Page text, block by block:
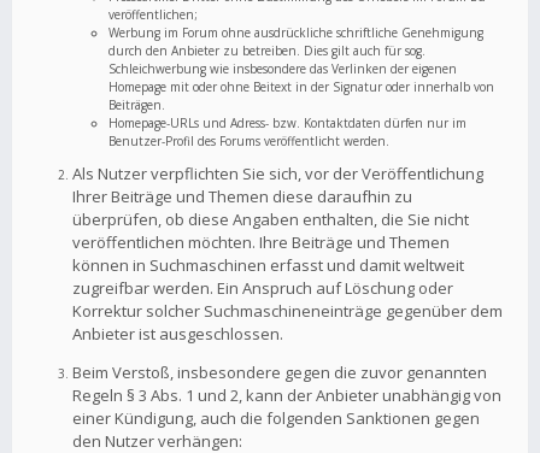
veröffentlichen;
Werbung im Forum ohne ausdrückliche schriftliche Genehmigung
durch den Anbieter zu betreiben. Dies gilt auch für sog.
Schleichwerbung wie insbesondere das Verlinken der eigenen
Homepage mit oder ohne Beitext in der Signatur oder innerhalb von
Beiträgen.
Homepage-URLs und Adress- bzw. Kontaktdaten dürfen nur im
Benutzer-Profil des Forums veröffentlicht werden.
Als Nutzer verpflichten Sie sich, vor der Veröffentlichung
Ihrer Beiträge und Themen diese daraufhin zu
überprüfen, ob diese Angaben enthalten, die Sie nicht
veröffentlichen möchten. Ihre Beiträge und Themen
können in Suchmaschinen erfasst und damit weltweit
zugreifbar werden. Ein Anspruch auf Löschung oder
Korrektur solcher Suchmaschineneinträge gegenüber dem
Anbieter ist ausgeschlossen.
Beim Verstoß, insbesondere gegen die zuvor genannten
Regeln § 3 Abs. 1 und 2, kann der Anbieter unabhängig von
einer Kündigung, auch die folgenden Sanktionen gegen
den Nutzer verhängen: